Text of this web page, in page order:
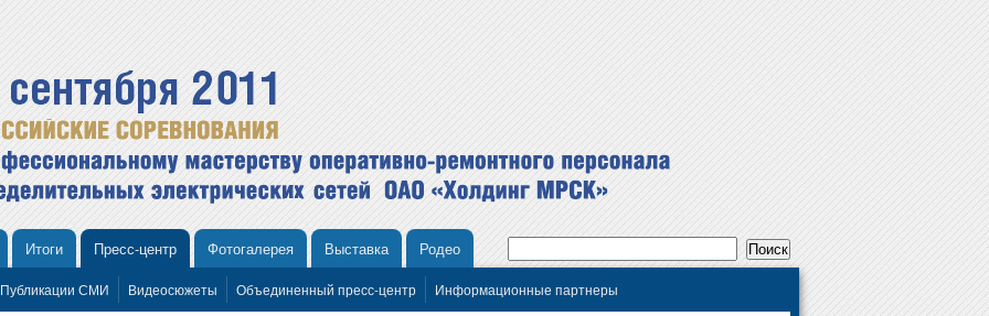
Итоги Пресс-центр Фотогалерея Выставка Родео
Публикации СМИ Видеосюжеты Объединенный пресс-центр Информационные партнеры